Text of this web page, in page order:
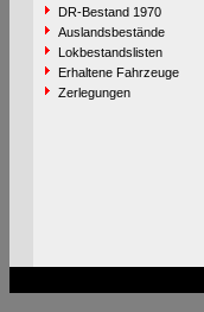
DR-Bestand 1970
Auslandsbestände
Lokbestandslisten
Erhaltene Fahrzeuge
Zerlegungen